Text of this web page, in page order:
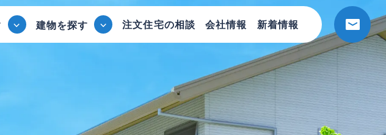
建物を探す 注文住宅の相談 会社情報 新着情報